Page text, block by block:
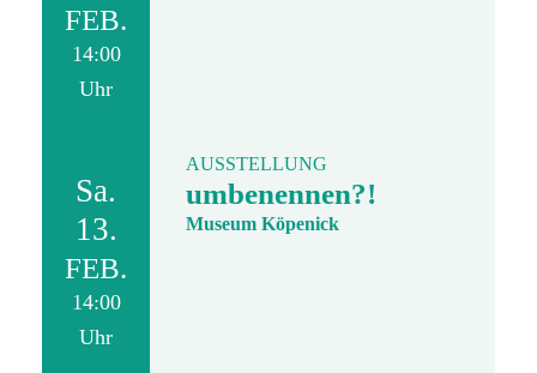
FEB.
14:00
Uhr
Sa.
13.
FEB.
14:00
Uhr
AUSSTELLUNG
umbenennen?!
Museum Köpenick